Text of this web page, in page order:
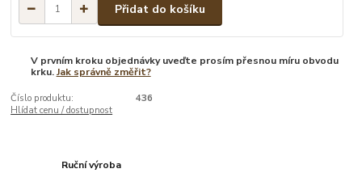
Přidat do košíku
V prvním kroku objednávky uveďte prosím přesnou míru obvodu
krku.Jak správně změřit?
Číslo produktu:
436
Hlídat cenu / dostupnost
Ruční výroba